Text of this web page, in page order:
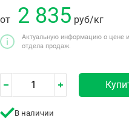
от 2 835 руб/кг
Актуальную информацию о цене
отдела продаж.
В наличии